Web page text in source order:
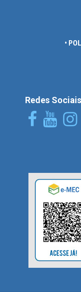
•
Redes Sociais